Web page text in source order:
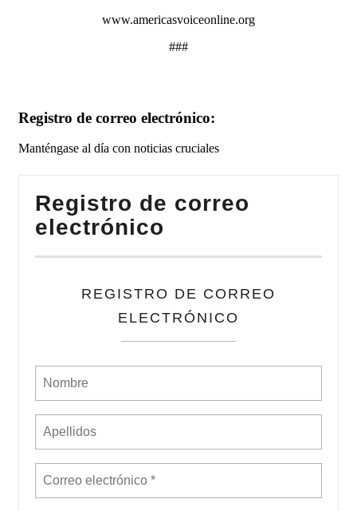
www.americasvoiceonline.org
###
Registro de correo electrónico:
Manténgase al día con noticias cruciales
Registro de correo
electrónico
REGISTRO DE CORREO
ELECTRÓNICO